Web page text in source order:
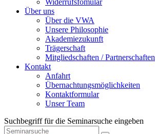
Widerrufsfomular
Über uns
Über die VWA
Unsere Philosophie
Akademiezukunft
Trägerschaft
Mitgliedschaften / Partnerschaften
Kontakt
Anfahrt
Übernachtungsmöglichkeiten
Kontaktformular
Unser Team
Suchbegriff für die Seminarsuche eingeben